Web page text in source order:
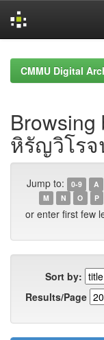
navigationCMMU Digital
หิรัญวิโร
Jump to: 0-9 A
M
N O P
or enter first few
Sort by:
Results/Page